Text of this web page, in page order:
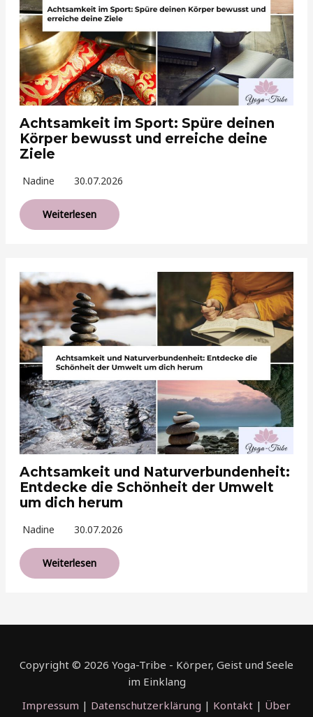
Achtsamkeit im Sport: Spüre deinen
Körper bewusst und erreiche deine
Ziele
Nadine 30.07.2026
Weiterlesen
Achtsamkeit und Naturverbundenheit:
Entdecke die Schönheit der Umwelt
um dich herum
Nadine 30.07.2026
Weiterlesen
Copyright © 2026 Yoga-Tribe - Körper, Geist und Seele
im Einklang
Impressum | Datenschutzerklärung | Kontakt | Über